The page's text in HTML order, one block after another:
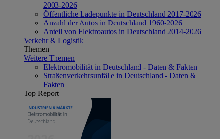
2003-2026
Öffentliche Ladepunkte in Deutschland 2017-2026
Anzahl der Autos in Deutschland 1960-2026
Anteil von Elektroautos in Deutschland 2014-2026
Verkehr & Logistik
Themen
Weitere Themen
Elektromobilität in Deutschland - Daten & Fakten
Straßenverkehrsunfälle in Deutschland - Daten &
Fakten
Top Report